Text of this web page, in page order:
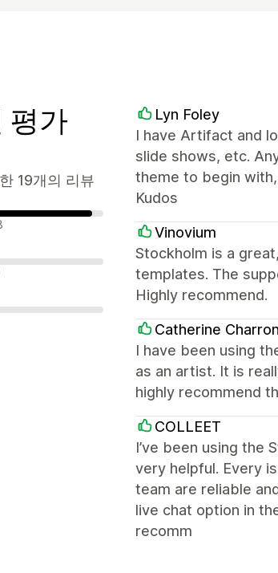
평가
19개의 리뷰
Lyn Foley
I have Artifact and
slide shows, etc.
theme to begin
Kudos
Vinovium
Stockholm is a
templates. The
Highly recommend.
Catherine
I have been using
as an artist. It is
highly recommend
COLLEET
I’ve been using the
very helpful. Every
team are reliable
live chat option in
recomm